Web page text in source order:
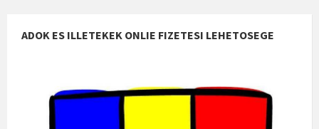
ADOK ES ILLETEKEK ONLIE FIZETESI LEHETOSEGE